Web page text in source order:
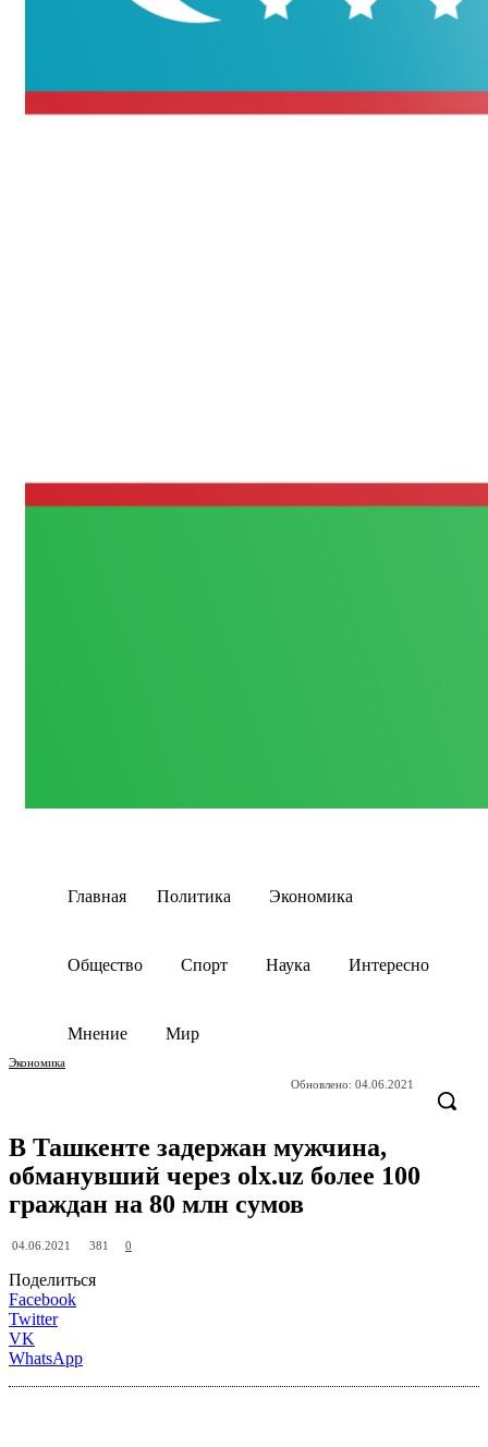
Главная Политика Экономика
Общество Спорт Наука Интересно
Мнение Мир
Экономика
Обновлено: 04.06.2021
В Ташкенте задержан мужчина,
обманувший через olx.uz более 100
граждан на 80 млн сумов
04.06.2021 381 0
Поделиться
Facebook
Twitter
VK
WhatsApp